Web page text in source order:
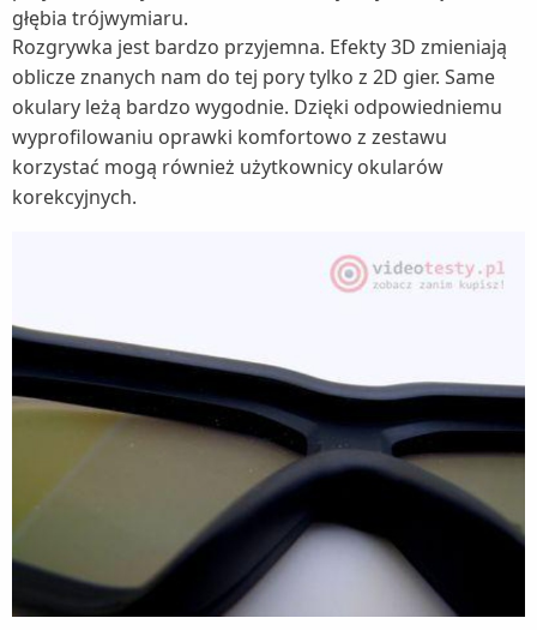
głębia trójwymiaru.
Rozgrywka jest bardzo przyjemna. Efekty 3D zmieniają
oblicze znanych nam do tej pory tylko z 2D gier. Same
okulary leżą bardzo wygodnie. Dzięki odpowiedniemu
wyprofilowaniu oprawki komfortowo z zestawu
korzystać mogą również użytkownicy okularów
korekcyjnych.